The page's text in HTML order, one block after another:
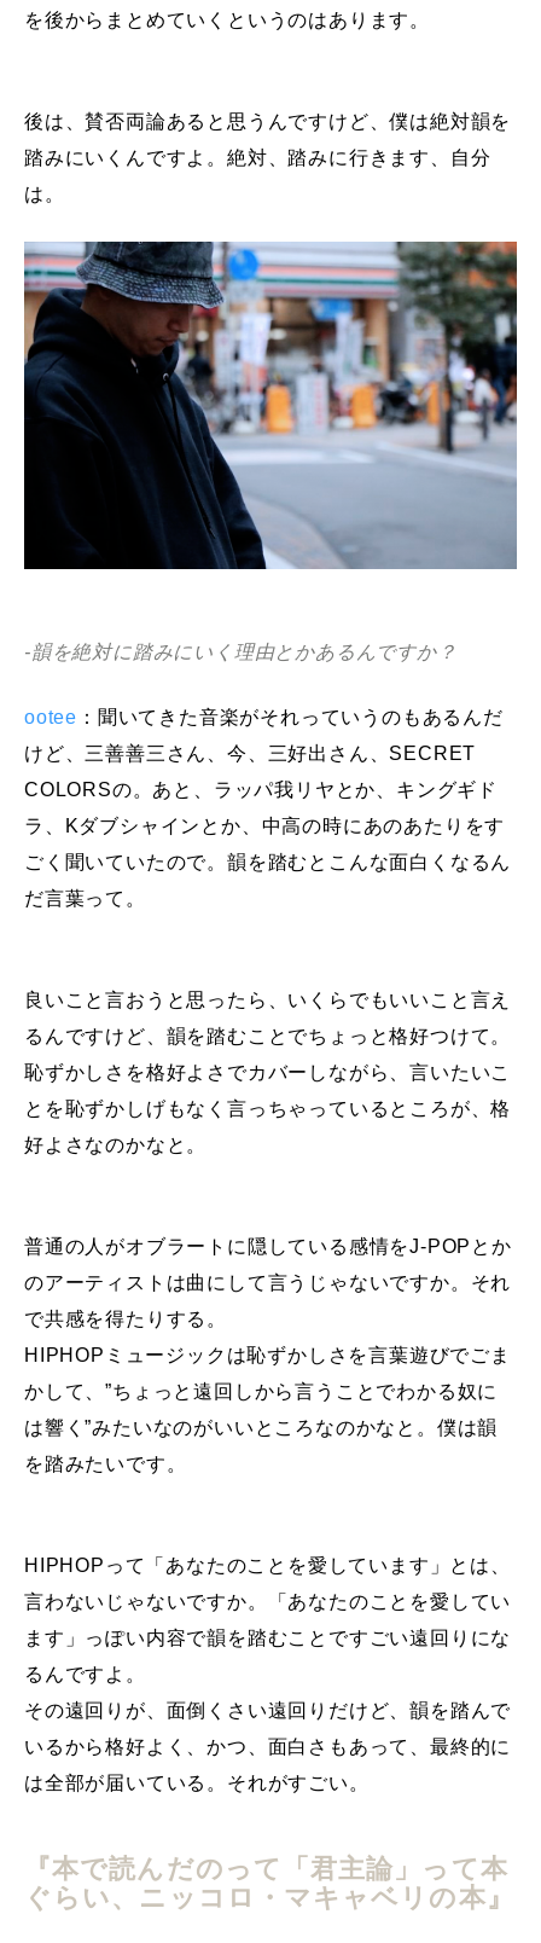
を後からまとめていくというのはあります。
後は、賛否両論あると思うんですけど、僕は絶対韻を
踏みにいくんですよ。絶対、踏みに行きます、自分
は。
-韻を絶対に踏みにいく理由とかあるんですか？
ootee ：聞いてきた音楽がそれっていうのもあるんだ
けど、三善善三さん、今、三好出さん、SECRET
COLORSの。あと、ラッパ我リヤとか、キングギド
ラ、Kダブシャインとか、中高の時にあのあたりをす
ごく聞いていたので。韻を踏むとこんな面白くなるん
だ言葉って。
良いこと言おうと思ったら、いくらでもいいこと言え
るんですけど、韻を踏むことでちょっと格好つけて。
恥ずかしさを格好よさでカバーしながら、言いたいこ
とを恥ずかしげもなく言っちゃっているところが、格
好よさなのかなと。
普通の人がオブラートに隠している感情をJ-POPとか
のアーティストは曲にして言うじゃないですか。それ
で共感を得たりする。
HIPHOPミュージックは恥ずかしさを言葉遊びでごま
かして、”ちょっと遠回しから言うことでわかる奴に
は響く”みたいなのがいいところなのかなと。僕は韻
を踏みたいです。
HIPHOPって「あなたのことを愛しています」とは、
言わないじゃないですか。「あなたのことを愛してい
ます」っぽい内容で韻を踏むことですごい遠回りにな
るんですよ。
その遠回りが、面倒くさい遠回りだけど、韻を踏んで
いるから格好よく、かつ、面白さもあって、最終的に
は全部が届いている。それがすごい。
『本で読んだのって「君主論」って本
ぐらい、ニッコロ・マキャベリの本』